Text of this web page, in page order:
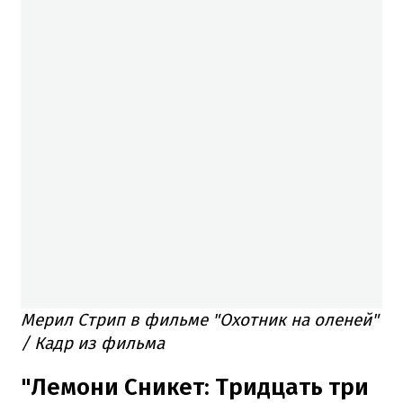
Мерил Стрип в фильме "Охотник на оленей"
/ Кадр из фильма
"Лемони Сникет: Тридцать три